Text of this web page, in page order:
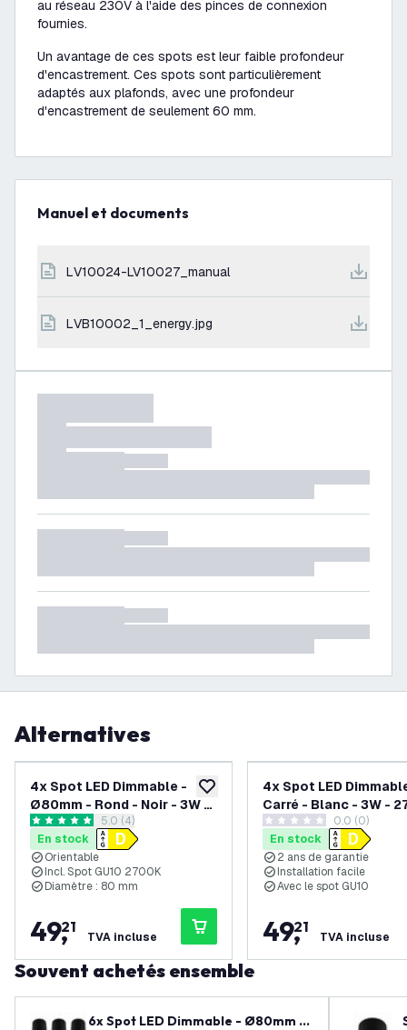
au réseau 230V à l'aide des pinces de connexion
fournies.
Un avantage de ces spots est leur faible profondeur
d'encastrement. Ces spots sont particulièrement
adaptés aux plafonds, avec une profondeur
d'encastrement de seulement 60 mm.
Manuel et documents
LV10024-LV10027_manual
LVB10002_1_energy.jpg
Alternatives
ajouter à la liste de souhaits
4x Spot LED Dimmable -
Ø80mm - Rond - Noir - 3W -
2700K - Inclinable - IP20
ouvrir le tiroir des avis
5 étoiles de notation
5.0 (4)
En stock
Orientable
Incl. Spot GU10 2700K
Diamètre : 80 mm
49,
21
TVA incluse
4x Spot LED
Carré - Blanc - 3W -
Inclinable - IP20
0 étoiles de notation
0.0 (0)
En stock
2 ans de garantie
Installation facile
Avec le spot GU10
49,
21
TVA incluse
Souvent achetés ensemble
6x Spot LED Dimmable - Ø80mm -